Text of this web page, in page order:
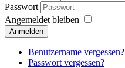
Passwort
Angemeldet bleiben
Anmelden
Benutzername vergessen?
Passwort vergessen?